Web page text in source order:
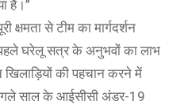
है।”
क्षमता से टीम का मार्गदर्शन
घरेलू सत्र के अनुभवों का लाभ
खिलाड़ियों की पहचान करने में
साल के आईसीसी अंडर-19